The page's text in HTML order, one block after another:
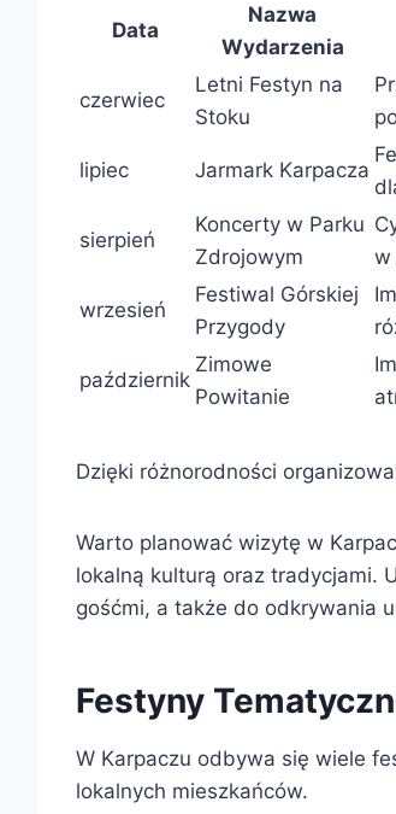
Data
Nazwa
Wydarzenia
czerwiec
Letni Festyn na
Stoku
lipiec Jarmark Karpacza
sierpień
Koncerty w Parku
Zdrojowym
w
wrzesień
Festiwal Górskiej
Przygody
październik
Zimowe
Powitanie
Dzięki różnorodności
Warto planować wizytę w
lokalną kulturą oraz tradycjami.
gośćmi, a także do odkrywania
Festyny
W Karpaczu odbywa się wiele
lokalnych mieszkańców.